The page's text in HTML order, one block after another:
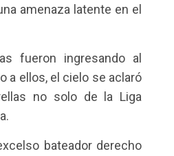
amenaza latente en el
fueron ingresando al
a ellos, el cielo se aclaró
no solo de la Liga
bateador derecho